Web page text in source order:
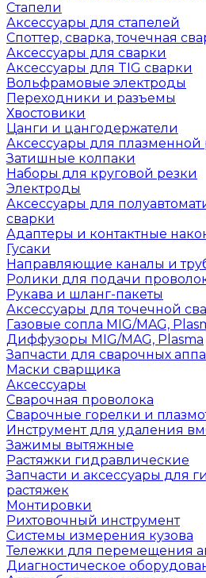
Стапели
Аксессуары для стапелей
Споттер, сварка, точечная
Аксессуары для сварки
Аксессуары для TIG сварки
Вольфрамовые электроды
Переходники и разъемы
Хвостовики
Цанги и цангодержатели
Аксессуары для плазменной
Затишные колпаки
Наборы для круговой резки
Электроды
Аксессуары для
сварки
Адаптеры и контактные
Гусаки
Направляющие каналы и
Ролики для подачи
Рукава и шланг-пакеты
Аксессуары для точечной
Газовые сопла MIG/MAG,
Диффузоры MIG/MAG, Plasma
Запчасти для сварочных
Маски сварщика
Аксессуары
Сварочная проволока
Сварочные горелки и
Инструмент для удаления
Зажимы вытяжные
Растяжки гидравлические
Запчасти и аксессуары для
растяжек
Монтировки
Рихтовочный инструмент
Системы измерения кузова
Тележки для перемещения
Диагностическое